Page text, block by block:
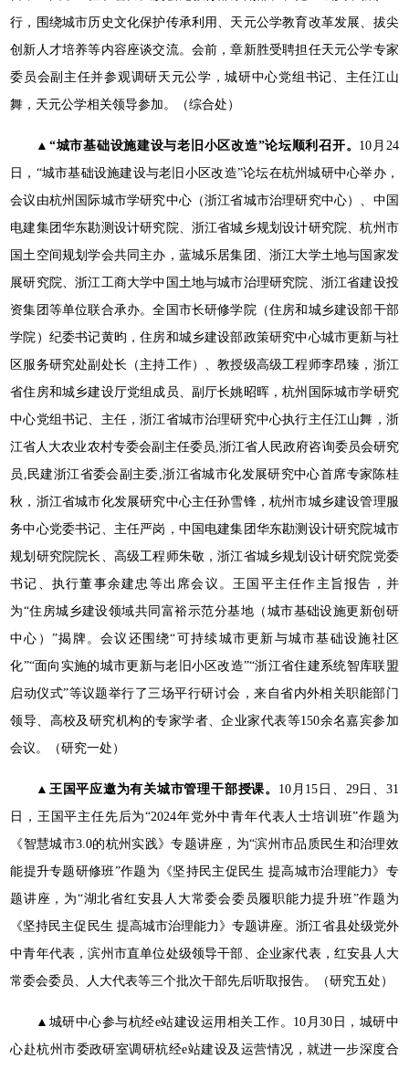
行，围绕城市历史文化保护传承利用、天元公学教育改革发展、拔尖
创新人才培养等内容座谈交流。会前，章新胜受聘担任天元公学专家
委员会副主任并参观调研天元公学，城研中心党组书记、主任江山
舞，天元公学相关领导参加。（综合处）
▲“城市基础设施建设与老旧小区改造”论坛顺利召开。 10月24
日，“城市基础设施建设与老旧小区改造”论坛在杭州城研中心举办，
会议由杭州国际城市学研究中心（浙江省城市治理研究中心）、中国
电建集团华东勘测设计研究院、浙江省城乡规划设计研究院、杭州市
国土空间规划学会共同主办，蓝城乐居集团、浙江大学土地与国家发
展研究院、浙江工商大学中国土地与城市治理研究院、浙江省建设投
资集团等单位联合承办。全国市长研修学院（住房和城乡建设部干部
学院）纪委书记黄昀，住房和城乡建设部政策研究中心城市更新与社
区服务研究处副处长（主持工作）、教授级高级工程师李昂臻，浙江
省住房和城乡建设厅党组成员、副厅长姚昭晖，杭州国际城市学研究
中心党组书记、主任，浙江省城市治理研究中心执行主任江山舞，浙
江省人大农业农村专委会副主任委员,浙江省人民政府咨询委员会研究
员,民建浙江省委会副主委,浙江省城市化发展研究中心首席专家陈桂
秋，浙江省城市化发展研究中心主任孙雪锋，杭州市城乡建设管理服
务中心党委书记、主任严岗，中国电建集团华东勘测设计研究院城市
规划研究院院长、高级工程师朱敬，浙江省城乡规划设计研究院党委
书记、执行董事余建忠等出席会议。王国平主任作主旨报告，并
为“住房城乡建设领域共同富裕示范分基地（城市基础设施更新创研
中心）”揭牌。会议还围绕“可持续城市更新与城市基础设施社区
化”“面向实施的城市更新与老旧小区改造”“浙江省住建系统智库联盟
启动仪式”等议题举行了三场平行研讨会，来自省内外相关职能部门
领导、高校及研究机构的专家学者、企业家代表等150余名嘉宾参加
会议。（研究一处）
▲王国平应邀为有关城市管理干部授课。 10月15日、29日、31
日，王国平主任先后为“2024年党外中青年代表人士培训班”作题为
《智慧城市3.0的杭州实践》专题讲座，为“滨州市品质民生和治理效
能提升专题研修班”作题为《坚持民主促民生 提高城市治理能力》专
题讲座，为“湖北省红安县人大常委会委员履职能力提升班”作题为
《坚持民主促民生 提高城市治理能力》专题讲座。浙江省县处级党外
中青年代表，滨州市直单位处级领导干部、企业家代表，红安县人大
常委会委员、人大代表等三个批次干部先后听取报告。（研究五处）
▲城研中心参与杭经e站建设运用相关工作。10月30日，城研中
心赴杭州市委政研室调研杭经e站建设及运营情况，就进一步深度合